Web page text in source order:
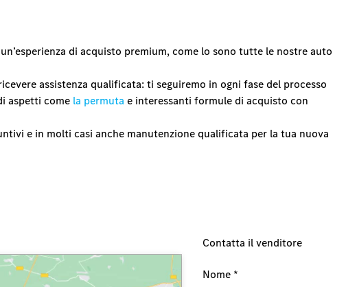
di acquisto premium, come lo sono tutte le nostre auto
assistenza qualificata: ti seguiremo in ogni fase del processo
aspetti come la permuta e interessanti formule di acquisto con
e in molti casi anche manutenzione qualificata per la tua nuova
Contatta il venditore
Nome *